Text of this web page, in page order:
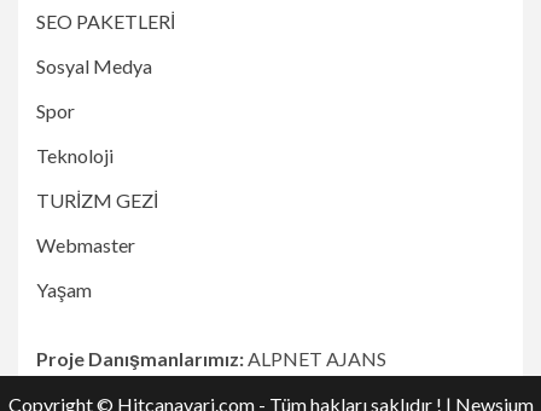
SEO PAKETLERİ
Sosyal Medya
Spor
Teknoloji
TURİZM GEZİ
Webmaster
Yaşam
Proje Danışmanlarımız: ALPNET AJANS
Copyright © Hitcanavari.com - Tüm hakları saklıdır ! | Newsium